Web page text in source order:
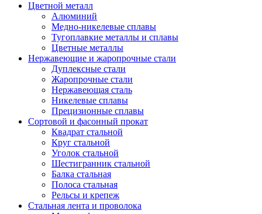
Цветной металл
Алюминий
Медно-никелевые сплавы
Тугоплавкие металлы и сплавы
Цветные металлы
Нержавеющие и жаропрочные стали
Дуплексные стали
Жаропрочные стали
Нержавеющая сталь
Никелевые сплавы
Прецизионные сплавы
Сортовой и фасонный прокат
Квадрат стальной
Круг стальной
Уголок стальной
Шестигранник стальной
Балка стальная
Полоса стальная
Рельсы и крепеж
Стальная лента и проволока